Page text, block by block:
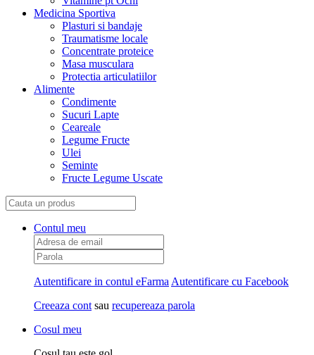
Medicina Sportiva
Plasturi si bandaje
Traumatisme locale
Concentrate proteice
Masa musculara
Protectia articulatiilor
Alimente
Condimente
Sucuri Lapte
Ceareale
Legume Fructe
Ulei
Seminte
Fructe Legume Uscate
Contul meu
Autentificare in contul eFarma Autentificare cu Facebook
Creeaza cont sau recupereaza parola
Cosul meu